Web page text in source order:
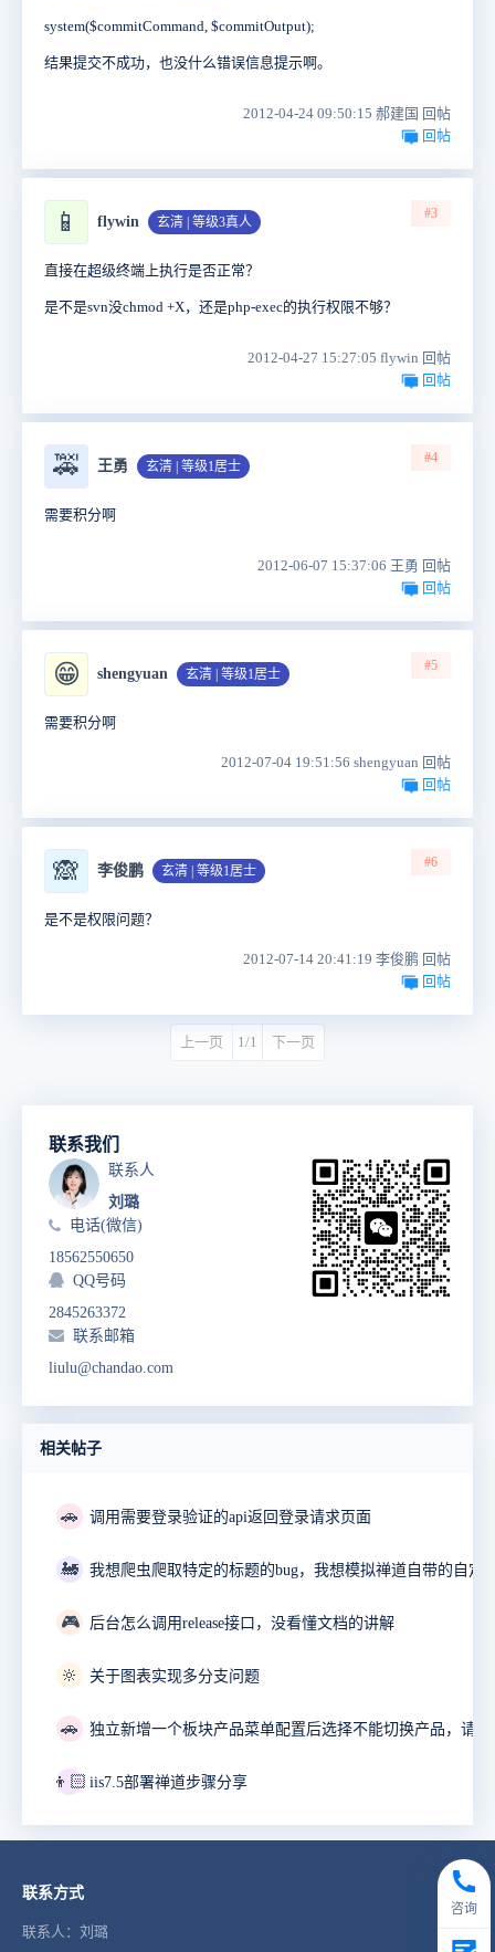
system($commitCommand, $commitOutput);
结果提交不成功，也没什么错误信息提示啊。
2012-04-24 09:50:15 郝建国 回帖
回帖
📱 flywin 玄清 | 等级3真人
#3
直接在超级终端上执行是否正常？
是不是svn没chmod +X，还是php-exec的执行权限不够？
2012-04-27 15:27:05 flywin 回帖
回帖
🚕 王勇 玄清 | 等级1居士
#4
需要积分啊
2012-06-07 15:37:06 王勇 回帖
回帖
😁 shengyuan 玄清 | 等级1居士
#5
需要积分啊
2012-07-04 19:51:56 shengyuan 回帖
回帖
🙈 李俊鹏 玄清 | 等级1居士
#6
是不是权限问题？
2012-07-14 20:41:19 李俊鹏 回帖
回帖
上一页 1/1 下一页
联系我们
联系人
刘璐
电话(微信)
18562550650
QQ号码
2845263372
联系邮箱
liulu@chandao.com
相关帖子
🚗 调用需要登录验证的api返回登录请求页面
🚂
🎮 后台怎么调用release接口，没看懂文档的讲解
🔆 关于图表实现多分支问题
🚗
👦🏻 iis7.5部署禅道步骤分享
联系方式
联系人：刘璐
咨询